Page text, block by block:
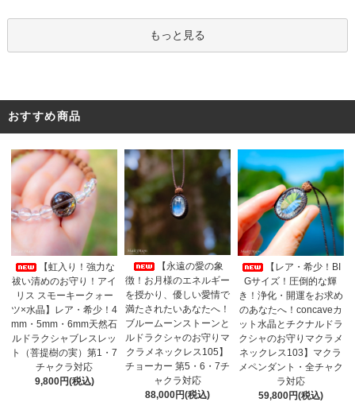
もっと見る
おすすめ商品
【虹入り！強力な
祓い清めのお守り！アイ
リス スモーキークォー
ツ×水晶】レア・希少！4
mm・5mm・6mm天然石
ルドラクシャブレスレッ
ト（菩提樹の実）第1・7
チャクラ対応
9,800円(税込)
【永遠の愛の象
徴！お月様のエネルギー
を授かり、優しい愛情で
満たされたいあなたへ！
ブルームーンストーンと
ルドラクシャのお守りマ
クラメネックレス105】
チョーカー 第5・6・7チ
ャクラ対応
88,000円(税込)
【レア・希少！BI
Gサイズ！圧倒的な輝
き！浄化・開運をお求め
のあなたへ！concaveカ
ット水晶とチクナルドラ
クシャのお守りマクラメ
ネックレス103】マクラ
メペンダント・全チャク
ラ対応
59,800円(税込)